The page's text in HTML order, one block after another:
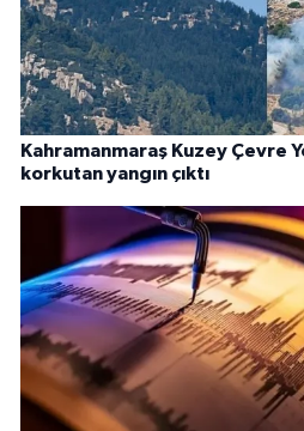
Kahramanmaraş Kuzey Çevre
korkutan yangın çıktı